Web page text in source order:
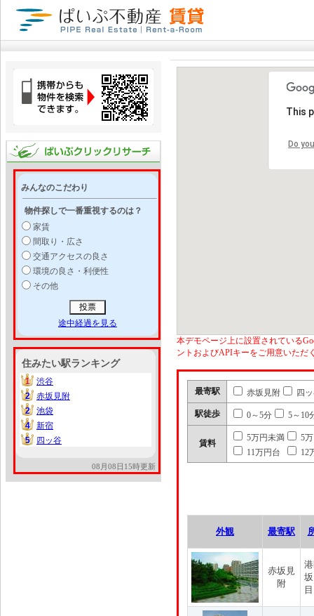
みんなのこだわり
物件探しで一番重視するのは？
家賃
間取り・広さ
交通アクセスの良さ
環境の良さ・利便性
その他
途中経過を見る
住みたい駅ランキング
1
1
渋谷
2
2
赤坂見附
2
2
池袋
4
4
新宿
5
5 四ッ谷
08月08日15時更新
This
Do
本デモページ上に設置されている
ントおよびAPIキーをご用意いただ
最寄駅 赤坂見附 四
駅徒歩 0～5分 5～10
賃料
5万円未満
5
11万円台
12
外観 最寄駅
赤坂見
附
目